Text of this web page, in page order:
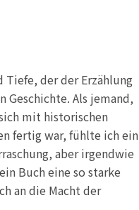
der der Erzählung
Als jemand,
mit historischen
fertig war, fühlte ich ein
aber irgendwie
Buch eine so starke
an die Macht der